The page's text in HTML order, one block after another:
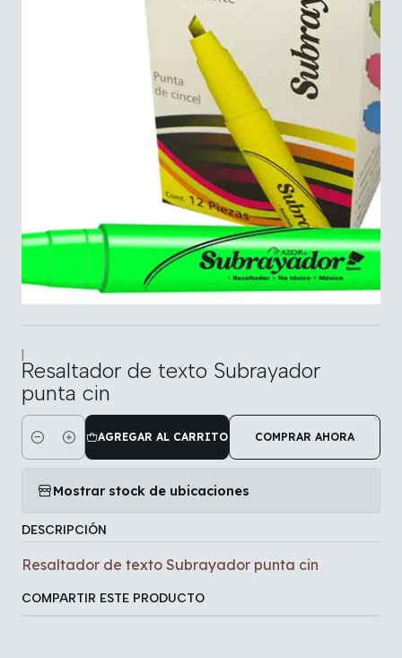
|
Resaltador de texto Subrayador
punta cin
Cantidad
AGREGAR AL CARRITO COMPRAR AHORA
Mostrar stock de ubicaciones
DESCRIPCIÓN
Resaltador de texto Subrayador punta cin
COMPARTIR ESTE PRODUCTO